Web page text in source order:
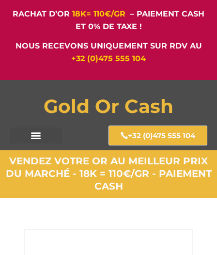
RACHAT D’OR 18K= 110€/GR – PAIEMENT CASH
ET 0% DE TAXE !
NOUS RECEVONS UNIQUEMENT SUR RDV AU
+32 (0)475 555 104
Gold Or Cash
+32 (0)475 555 104
VENDEZ VOTRE OR AU MEILLEUR PRIX
DU MARCHÉ - 18K = 110€/GR - PAIEMENT
CASH